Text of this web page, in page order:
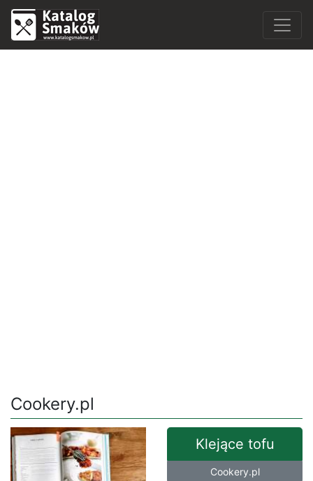
Cookery.pl
Klejące tofu
Cookery.pl